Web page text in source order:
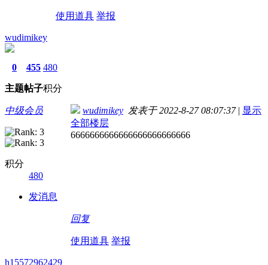
使用道具 举报
wudimikey
0
主题
455
帖子
480
积分
中级会员
积分
480
发消息
wudimikey 发表于 2022-8-27 08:07:37 | 显示
全部楼层
6666666666666666666666666
回复
使用道具 举报
h15572962429